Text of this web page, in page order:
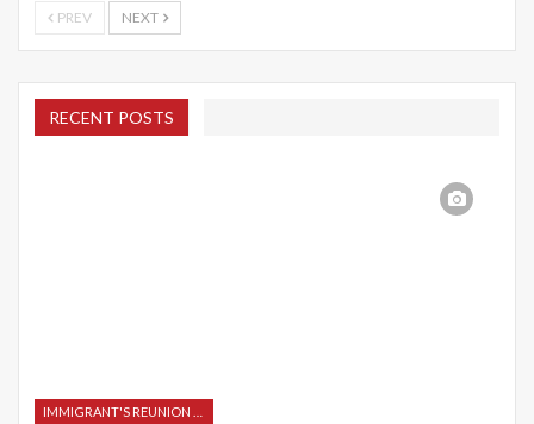
PREV NEXT
RECENT POSTS